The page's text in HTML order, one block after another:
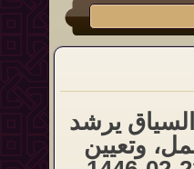
السياق يرشد
وتعيين